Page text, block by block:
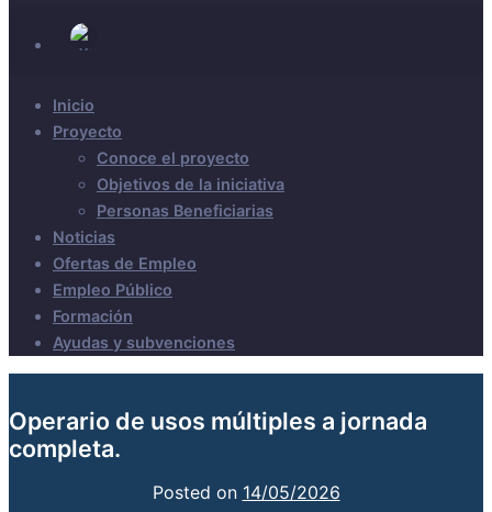
Inicio
Proyecto
Conoce el proyecto
Objetivos de la iniciativa
Personas Beneficiarias
Noticias
Ofertas de Empleo
Empleo Público
Formación
Ayudas y subvenciones
Operario de usos múltiples a jornada
completa.
Posted on 14/05/2026